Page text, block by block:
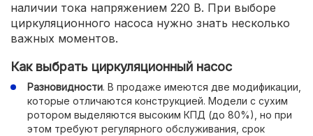
наличии тока напряжением 220 В. При выборе
циркуляционного насоса нужно знать несколько
важных моментов.
Как выбрать циркуляционный насос
Разновидности. В продаже имеются две модификации,
которые отличаются конструкцией. Модели с сухим
ротором выделяются высоким КПД (до 80%), но при
этом требуют регулярного обслуживания, срок